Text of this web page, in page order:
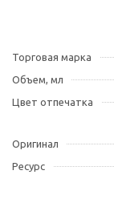
Торговая марка
Объем, мл
Цвет отпечатка
Оригинал
Ресурс